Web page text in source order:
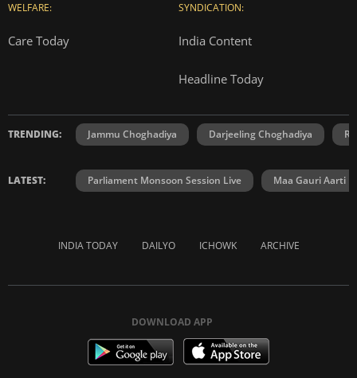
WELFARE:
Care Today
SYNDICATION:
India Content
Headline Today
TRENDING: Jammu Choghadiya Darjeeling Choghadiya
LATEST: Parliament Monsoon Session Live Maa Gauri Aarti
INDIA TODAY DAILYO ICHOWK ARCHIVE
DOWNLOAD APP